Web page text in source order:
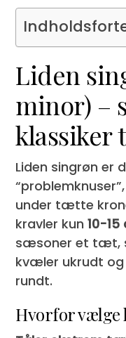
Liden
minor) –
klassiker
Liden singrøn er
under tætte
kravler kun10-15
sæsoner et tæt,
kvæler ukrudt
rundt.
Hvorfor vælge